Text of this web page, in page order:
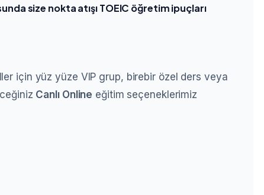
size nokta atışı TOEIC öğretim ipuçları
için yüz yüze VIP grup, birebir özel ders veya
Canlı Online eğitim seçeneklerimiz